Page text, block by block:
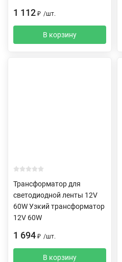
1 112 ₽ /шт.
В корзину
Трансформатор для
светодиодной ленты 12V
60W Узкий трансформатор
12V 60W
1 694 ₽ /шт.
В корзину